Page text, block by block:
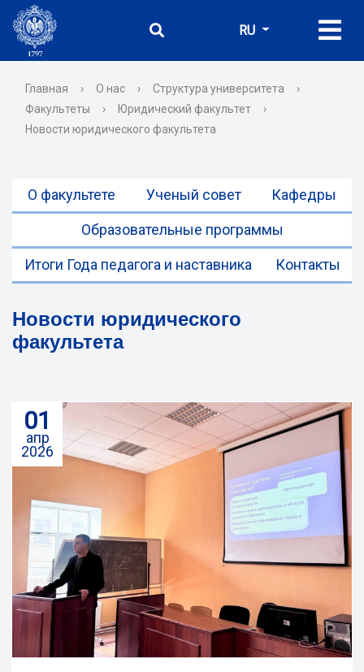
RU
Главная › О нас › Структура университета
›
Факультеты
› Юридический факультет
›
Новости юридического факультета
О факультете Ученый совет Кафедры
Образовательные программы
Итоги Года педагога и наставника Контакты
Новости юридического
факультета
01
апр
2026